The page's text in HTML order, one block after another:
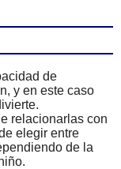
de
y en este caso
relacionarlas con
elegir entre
de la